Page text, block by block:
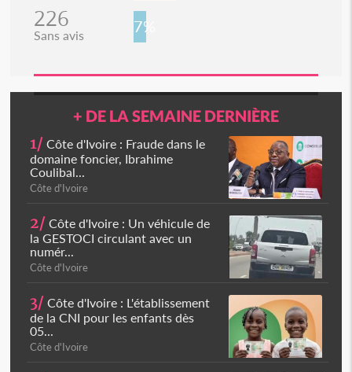
226
Sans avis 7%
+ DE LA SEMAINE DERNIÈRE
1/ Côte d'Ivoire : Fraude dans le
domaine foncier, Ibrahime
Coulibal...
Côte d'Ivoire
2/ Côte d'Ivoire : Un véhicule de
la GESTOCI circulant avec un
numér...
Côte d'Ivoire
3/ Côte d'Ivoire : L'établissement
de la CNI pour les enfants dès
05...
Côte d'Ivoire